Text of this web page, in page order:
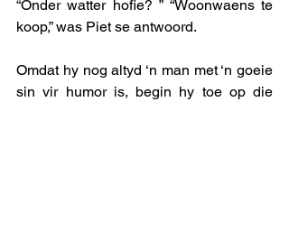
“Onder watter hofie? ” “Woonwaens te
koop,” was Piet se antwoord.
Omdat hy nog altyd ‘n man met ‘n goeie
sin vir humor is, begin hy toe op die